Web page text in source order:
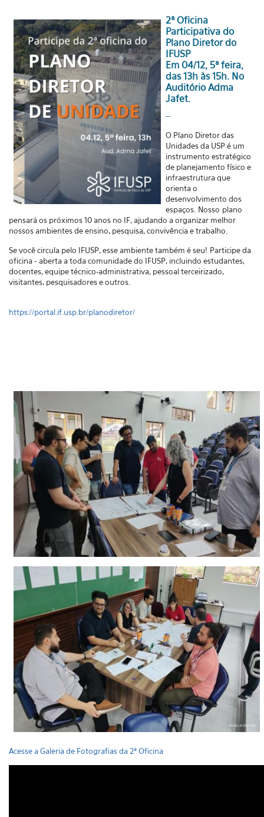
2ª Oficina
Participativa do
Plano Diretor do
IFUSP
Em 04/12, 5ª feira,
das 13h às 15h. No
Auditório Adma
Jafet.
--
O Plano Diretor das
Unidades da USP é um
instrumento estratégico
de planejamento físico e
infraestrutura que
orienta o
desenvolvimento dos
espaços. Nosso plano
pensará os próximos 10 anos no IF, ajudando a organizar melhor
nossos ambientes de ensino, pesquisa, convivência e trabalho.
Se você circula pelo IFUSP, esse ambiente também é seu! Participe da
oficina - aberta a toda comunidade do IFUSP, incluindo estudantes,
docentes, equipe técnico-administrativa, pessoal terceirizado,
visitantes, pesquisadores e outros.
https://portal.if.usp.br/planodiretor/
Acesse a Galeria de Fotografias da 2ª Oficina